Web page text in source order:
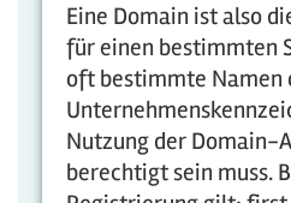
Eine Domain ist also
für einen bestimmten
oft bestimmte Namen
Nutzung der Domain-
berechtigt sein muss.